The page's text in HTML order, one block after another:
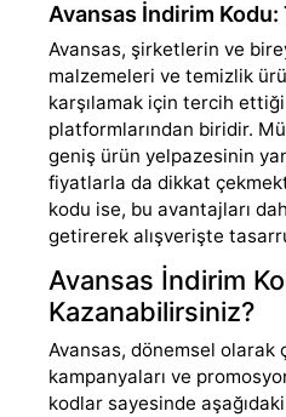
Avansas İndirim Kodu:
Avansas, şirketlerin ve
malzemeleri ve temizlik
karşılamak için tercih
platformlarından biridir.
geniş ürün yelpazesinin
fiyatlarla da dikkat
kodu ise, bu avantajları
getirerek alışverişte
Avansas İndirim
Kazanabilirsiniz?
Avansas, dönemsel olarak
kampanyaları ve
kodlar sayesinde